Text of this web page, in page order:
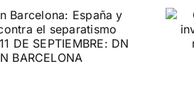
Crónica acto DN
contra la invasión
migratoria y el